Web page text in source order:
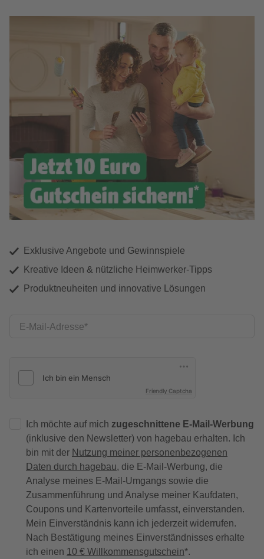
Exklusive Angebote und Gewinnspiele
Kreative Ideen & nützliche Heimwerker-Tipps
Produktneuheiten und innovative Lösungen
E-Mail-Adresse
Friendly Captcha
Ich möchte auf mich zugeschnittene E-Mail-Werbung
(inklusive den Newsletter) von hagebau erhalten. Ich
bin mit der Nutzung meiner personenbezogenen
Daten durch hagebau, die E-Mail-Werbung, die
Analyse meines E-Mail-Umgangs sowie die
Zusammenführung und Analyse meiner Kaufdaten,
Coupons und Kartenvorteile umfasst, einverstanden.
Mein Einverständnis kann ich jederzeit widerrufen.
Nach Bestätigung meines Einverständnisses erhalte
ich einen 10 € Willkommensgutschein*.